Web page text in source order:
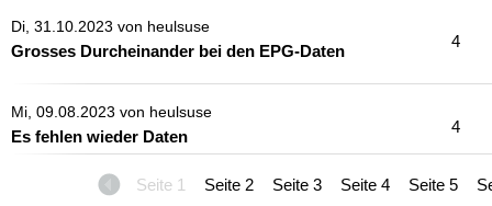
Di, 31.10.2023 von heulsuse
Grosses Durcheinander bei den EPG-Daten
4
Mi, 09.08.2023 von heulsuse
Es fehlen wieder Daten
4
Seite 1 Seite 2 Seite 3 Seite 4 Seite 5